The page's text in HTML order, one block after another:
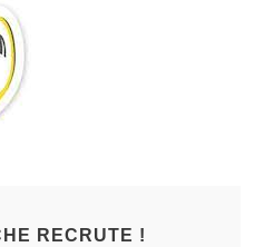
RECRUTE !